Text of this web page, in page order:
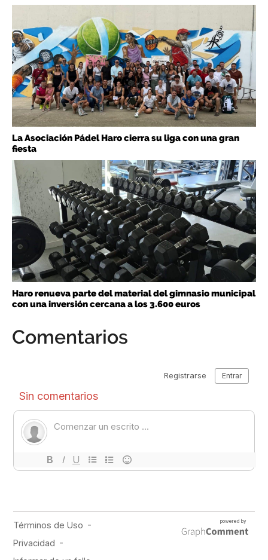
La Asociación Pádel Haro cierra su liga con una gran
fiesta
Haro renueva parte del material del gimnasio municipal
con una inversión cercana a los 3.600 euros
Comentarios